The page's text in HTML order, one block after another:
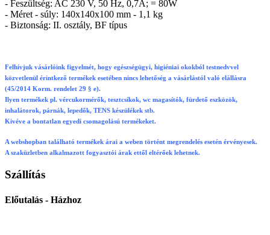
- Feszültség: AC 230 V, 50 Hz, 0,7A; = 80W
- Méret - súly: 140x140x100 mm - 1,1 kg
- Biztonság: II. osztály, BF típus
Felhívjuk vásárlóink figyelmét, hogy egészségügyi, higiéniai okokból testnedvvel
közvetlenül érintkező termékek esetében nincs lehetőség a vásárlástól való elállásra
(45/2014 Korm. rendelet 29 § e).
Ilyen termékek pl. vércukormérők, tesztcsíkok, wc magasítók, fürdető eszközök,
inhalátorok, párnák, lepedők, TENS készülékek stb.
Kivéve a bontatlan egyedi csomagolású termékeket.
A webshopban található termékek árai a weben történt megrendelés esetén érvényesek.
A szaküzletben alkalmazott fogyasztói árak ettől eltérőek lehetnek.
Szállítás
Előutalás - Házhoz